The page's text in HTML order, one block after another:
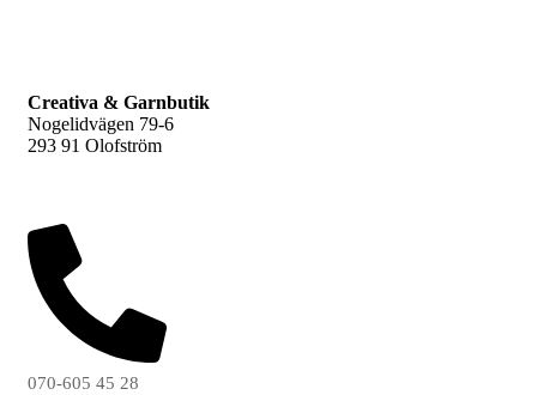
Creativa & Garnbutik
Nogelidvägen 79-6
293 91 Olofström
070-605 45 28